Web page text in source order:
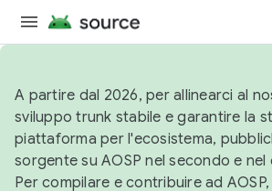
A partire dal 2026, per allinearci al
sviluppo trunk stabile e garantire la
piattaforma per l'ecosistema,
sorgente su AOSP nel secondo e
Per compilare e contribuire ad